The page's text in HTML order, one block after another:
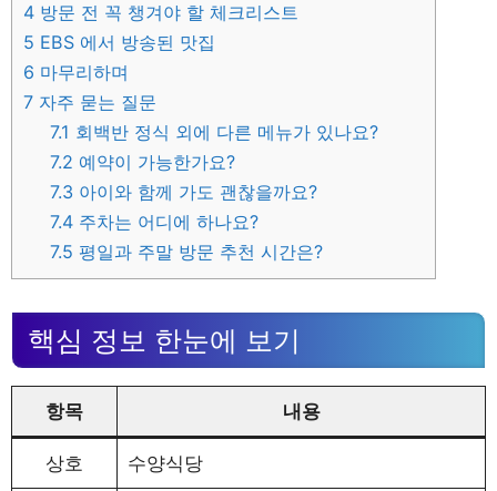
4 방문 전 꼭 챙겨야 할 체크리스트
5 EBS 에서 방송된 맛집
6 마무리하며
7 자주 묻는 질문
7.1 회백반 정식 외에 다른 메뉴가 있나요?
7.2 예약이 가능한가요?
7.3 아이와 함께 가도 괜찮을까요?
7.4 주차는 어디에 하나요?
7.5 평일과 주말 방문 추천 시간은?
핵심 정보 한눈에 보기
항목 내용
상호 수양식당